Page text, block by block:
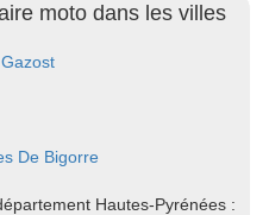
moto dans les villes
De Bigorre
Hautes-Pyrénées :